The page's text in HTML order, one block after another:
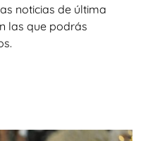
noticias de última
las que podrás